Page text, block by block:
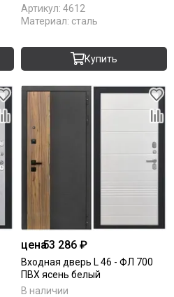
Артикул: 4612
Материал: сталь
Купить
цена53 286 ₽
Входная дверь L 46 - ФЛ 700
ПВХ ясень белый
В наличии